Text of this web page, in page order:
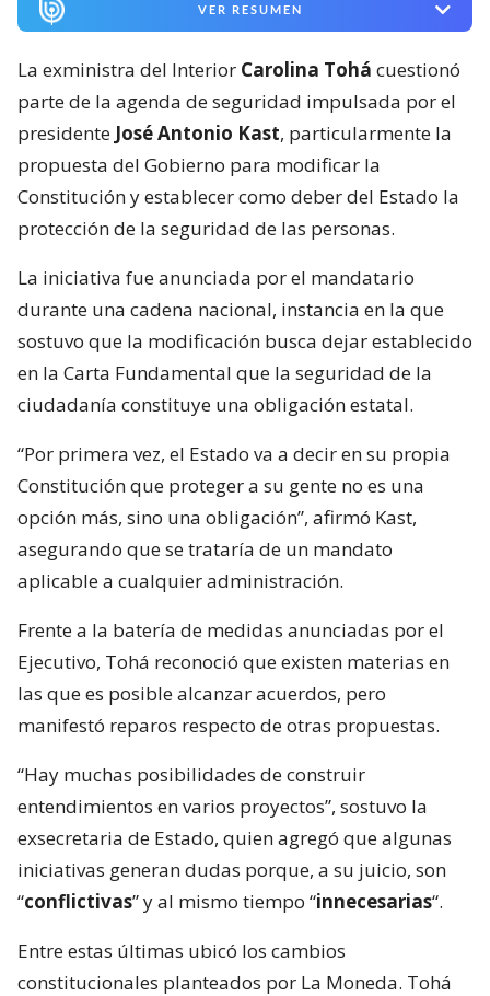
VER RESUMEN
La exministra del Interior Carolina Tohá cuestionó
parte de la agenda de seguridad impulsada por el
presidente José Antonio Kast, particularmente la
propuesta del Gobierno para modificar la
Constitución y establecer como deber del Estado la
protección de la seguridad de las personas.
La iniciativa fue anunciada por el mandatario
durante una cadena nacional, instancia en la que
sostuvo que la modificación busca dejar establecido
en la Carta Fundamental que la seguridad de la
ciudadanía constituye una obligación estatal.
“Por primera vez, el Estado va a decir en su propia
Constitución que proteger a su gente no es una
opción más, sino una obligación”, afirmó Kast,
asegurando que se trataría de un mandato
aplicable a cualquier administración.
Frente a la batería de medidas anunciadas por el
Ejecutivo, Tohá reconoció que existen materias en
las que es posible alcanzar acuerdos, pero
manifestó reparos respecto de otras propuestas.
“Hay muchas posibilidades de construir
entendimientos en varios proyectos”, sostuvo la
exsecretaria de Estado, quien agregó que algunas
iniciativas generan dudas porque, a su juicio, son
“conflictivas” y al mismo tiempo “innecesarias“.
Entre estas últimas ubicó los cambios
constitucionales planteados por La Moneda. Tohá